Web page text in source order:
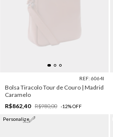
REF: 6064I
Bolsa Tiracolo Tour de Couro | Madrid
Caramelo
R$862,40
R$980,00 -12%OFF
Personalize